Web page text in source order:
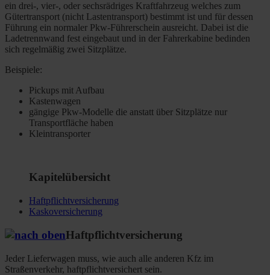
ein drei-, vier-, oder sechsrädriges Kraftfahrzeug welches zum
Gütertransport (nicht Lastentransport) bestimmt ist und für dessen
Führung ein normaler Pkw-Führerschein ausreicht. Dabei ist die
Ladetrennwand fest eingebaut und in der Fahrerkabine bedinden
sich regelmäßig zwei Sitzplätze.
Beispiele:
Pickups mit Aufbau
Kastenwagen
gängige Pkw-Modelle die anstatt über Sitzplätze nur
Transportfläche haben
Kleintransporter
Kapitelübersicht
Haftpflichtversicherung
Kaskoversicherung
Haftpflichtversicherung
Jeder Lieferwagen muss, wie auch alle anderen Kfz im
Straßenverkehr, haftpflichtversichert sein.